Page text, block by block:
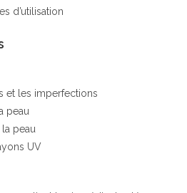
d’utilisation
et les imperfections
peau
peau
UV